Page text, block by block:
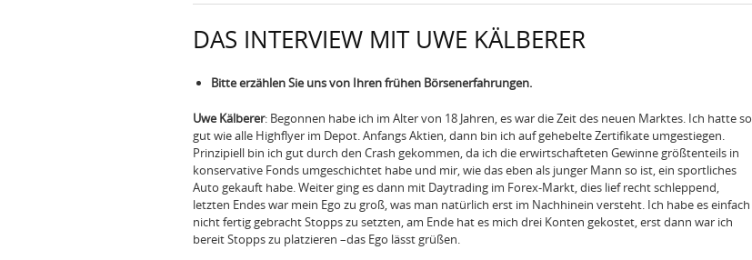
DAS INTERVIEW MIT UWE KÄLBERER
Bitte erzählen Sie uns von Ihren frühen Börsenerfahrungen.
Uwe Kälberer: Begonnen habe ich im Alter von 18 Jahren, es war die Zeit des neuen Marktes. Ich hatte so
gut wie alle Highflyer im Depot. Anfangs Aktien, dann bin ich auf gehebelte Zertifikate umgestiegen.
Prinzipiell bin ich gut durch den Crash gekommen, da ich die erwirtschafteten Gewinne größtenteils in
konservative Fonds umgeschichtet habe und mir, wie das eben als junger Mann so ist, ein sportliches
Auto gekauft habe. Weiter ging es dann mit Daytrading im Forex-Markt, dies lief recht schleppend,
letzten Endes war mein Ego zu groß, was man natürlich erst im Nachhinein versteht. Ich habe es einfach
nicht fertig gebracht Stopps zu setzten, am Ende hat es mich drei Konten gekostet, erst dann war ich
bereit Stopps zu platzieren –das Ego lässt grüßen.